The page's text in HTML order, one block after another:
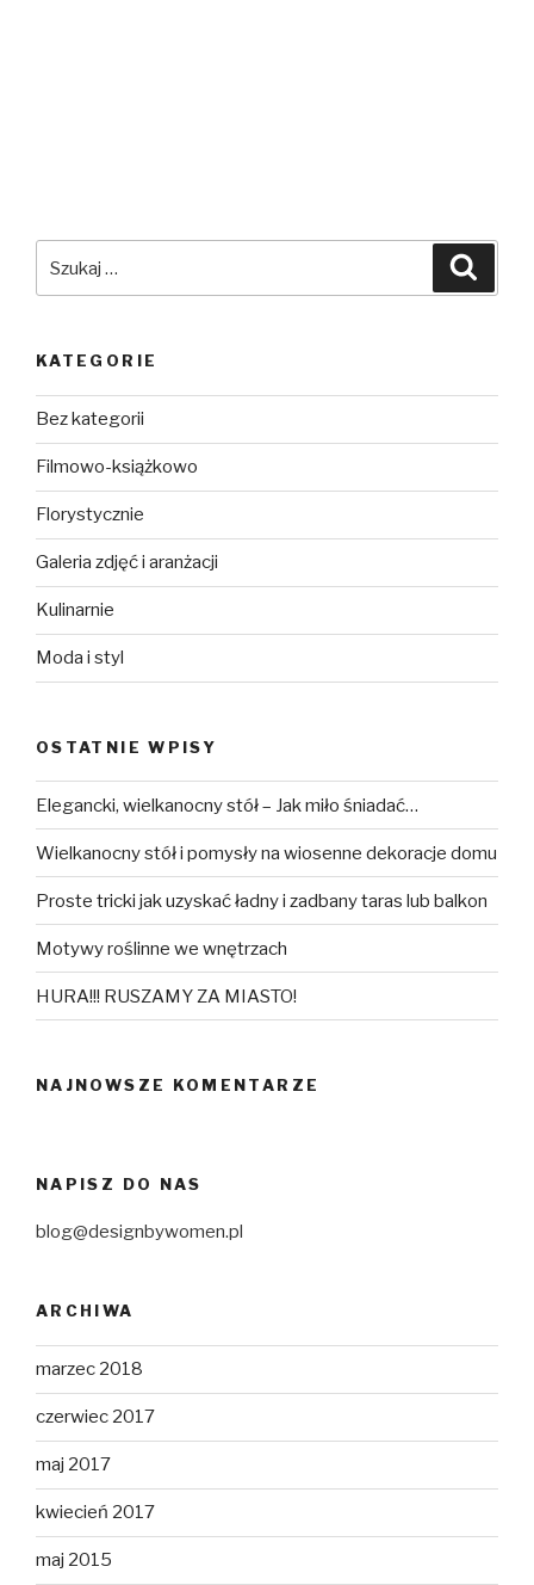
KATEGORIE
Bez kategorii
Filmowo-książkowo
Florystycznie
Galeria zdjęć i aranżacji
Kulinarnie
Moda i styl
OSTATNIE WPISY
Elegancki, wielkanocny stół – Jak miło śniadać…
Wielkanocny stół i pomysły na wiosenne dekoracje domu
Proste tricki jak uzyskać ładny i zadbany taras lub balkon
Motywy roślinne we wnętrzach
HURA!!! RUSZAMY ZA MIASTO!
NAJNOWSZE KOMENTARZE
NAPISZ DO NAS
blog@designbywomen.pl
ARCHIWA
marzec 2018
czerwiec 2017
maj 2017
kwiecień 2017
maj 2015